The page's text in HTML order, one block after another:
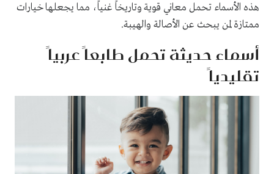
هذه الأسماء تحمل معاني قوية وتاريخاً غنياً، مما يجعلها خيارات
ممتازة لمن يبحث عن الأصالة والهيبة.
أسماء حديثة تحمل طابعاً عربياً
تقليدياً